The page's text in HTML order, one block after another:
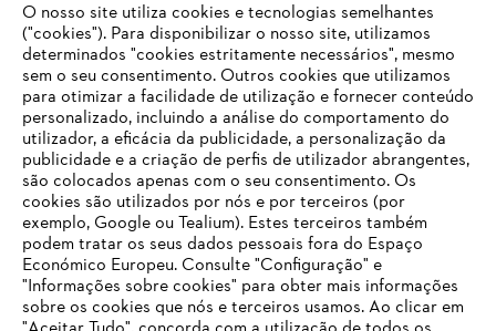
Opções de pagamento
Empresa
FAQs Loja Online
O SEU NAVEGADOR NÃO SUPORTA
O nosso site utiliza cookies e tecnologias semelhantes
("cookies"). Para disponibilizar o nosso site, utilizamos
determinados "cookies estritamente necessários", mesmo
sem o seu consentimento. Outros cookies que utilizamos
para otimizar a facilidade de utilização e fornecer conteúdo
personalizado, incluindo a análise do comportamento do
utilizador, a eficácia da publicidade, a personalização da
publicidade e a criação de perfis de utilizador abrangentes,
são colocados apenas com o seu consentimento. Os
cookies são utilizados por nós e por terceiros (por
exemplo, Google ou Tealium). Estes terceiros também
podem tratar os seus dados pessoais fora do Espaço
Económico Europeu. Consulte "Configuração" e
"Informações sobre cookies" para obter mais informações
sobre os cookies que nós e terceiros usamos. Ao clicar em